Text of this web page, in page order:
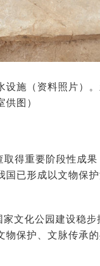
施（资料照片）
图）
得重要阶段性成果
已形成以文物保
文化公园建设稳
保护、文脉传承的